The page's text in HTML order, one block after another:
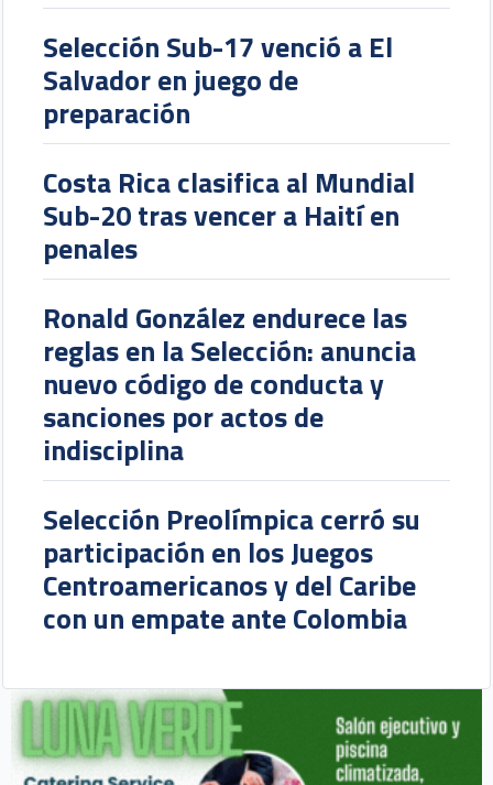
Selección Sub-17 venció a El
Salvador en juego de
preparación
Costa Rica clasifica al Mundial
Sub-20 tras vencer a Haití en
penales
Ronald González endurece las
reglas en la Selección: anuncia
nuevo código de conducta y
sanciones por actos de
indisciplina
Selección Preolímpica cerró su
participación en los Juegos
Centroamericanos y del Caribe
con un empate ante Colombia